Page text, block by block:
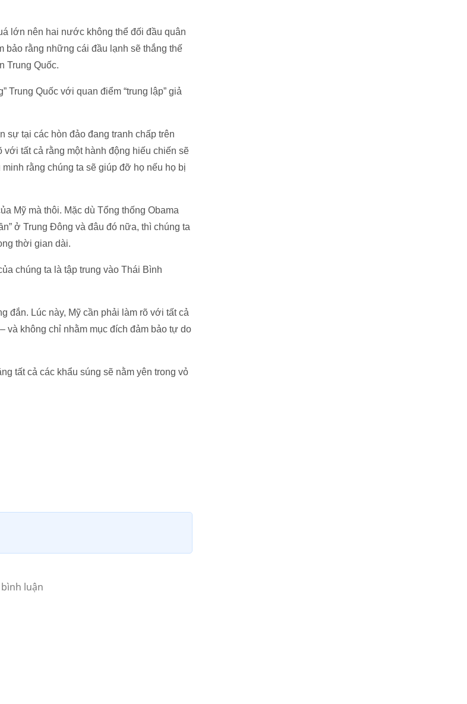
lớn nên hai nước không thể đối đầu quân
bảo rằng những cái đầu lạnh sẽ thắng thế
Trung Quốc.
Trung Quốc với quan điểm “trung lập” giả
sự tại các hòn đảo đang tranh chấp trên
tất cả rằng một hành động hiếu chiến sẽ
rằng chúng ta sẽ giúp đỡ họ nếu họ bị
Mỹ mà thôi. Mặc dù Tổng thống Obama
ở Trung Đông và đâu đó nữa, thì chúng ta
thời gian dài.
chúng ta là tập trung vào Thái Bình
đắn. Lúc này, Mỹ cần phải làm rõ với tất cả
và không chỉ nhằm mục đích đảm bảo tự do
tất cả các khẩu súng sẽ nằm yên trong vỏ